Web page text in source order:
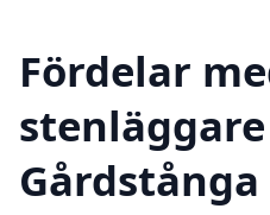
Fördelar
Gårdstånga